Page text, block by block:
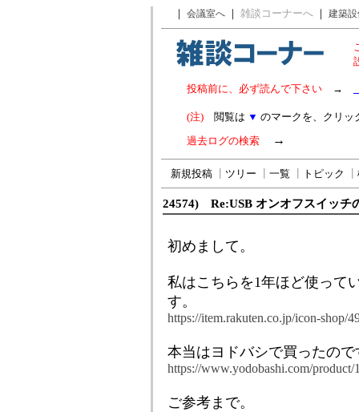
｜ 会議室へ ｜ 雑談コーナーへ ｜ 建築
投稿前に、必ず読んで下さい →
(注) 閲覧は ▼ のマークを、クリッ
過去ログの検索 →
新規投稿 ツリー 一覧 トピック
24574) Re:USB オンオフスイッチ
初めまして。
私はこちらを1年ほど使って
す。
https://item.rakuten.co.jp/icon-shop/
本当はヨドバシで買ったの
https://www.yodobashi.com/product/
ご参考まで。